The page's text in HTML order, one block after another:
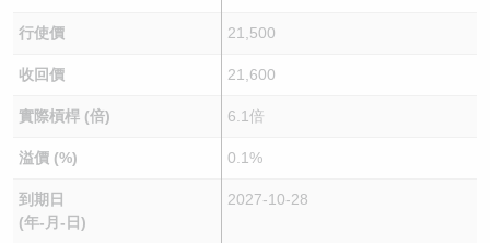
行使價 21,500
收回價 21,600
實際槓桿 (倍) 6.1倍
溢價 (%) 0.1%
到期日
(年-月-日)
2027-10-28